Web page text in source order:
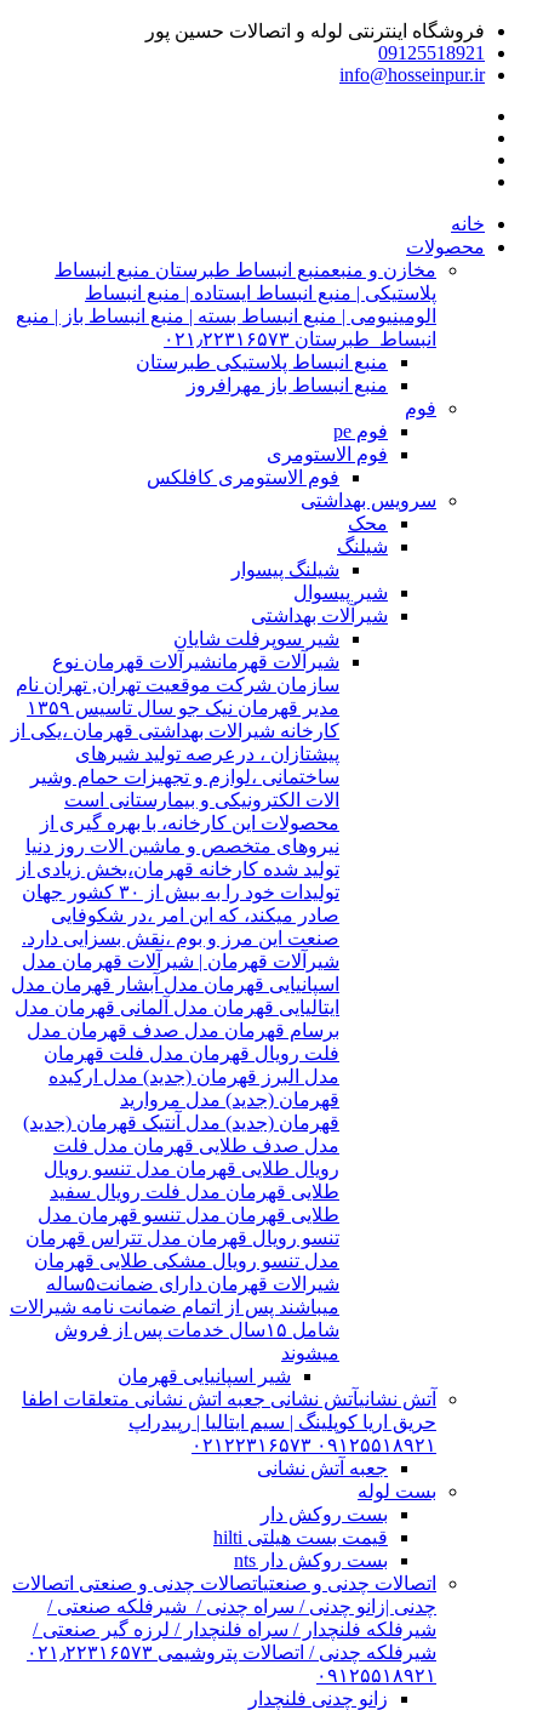
فروشگاه اینترنتی لوله و اتصالات حسین پور
09125518921
info@hosseinpur.ir
خانه
محصولات
مخازن و منبعمنبع انبساط طبرستان منبع انبساط
پلاستیکی | منبع انبساط ایستاده | منبع انبساط
الومینیومی | منبع انبساط بسته | منبع انبساط باز | منبع
انبساط طبرستان ۰۲۱٫۲۲۳۱۶۵۷۳
منبع انبساط پلاستیکی طبرستان
منبع انبساط باز مهرافروز
فوم
فوم pe
فوم الاستومری
فوم الاستومری کافلکس
سرویس بهداشتی
محک
شیلنگ
شیلنگ پیسوار
شیر پیسوال
شیرآلات بهداشتی
شیر سوپرفلت شایان
شیرآلات قهرمانشیرآلات قهرمان نوع
سازمان شرکت موقعیت تهران, تهران نام
مدیر قهرمان نیک جو سال تاسیس ۱۳۵۹
کارخانه شیرالات بهداشتی قهرمان ،یکی از
پیشتازان ، درعرصه تولید شیرهای
ساختمانی ،لوازم و تجهیزات حمام وشیر
الات الکترونیکی و بیمارستانی است
محصولات این کارخانه، با بهره گیری از
نیروهای متخصص و ماشین الات روز دنیا
تولید شده کارخانه قهرمان،بخش زیادی از
تولیدات خود را به بیش از ۳۰ کشور جهان
صادر میکند، که این امر ،در شکوفایی
صنعت این مرز و بوم ،نقش بسزایی دارد.
شیرآلات قهرمان | شیرآلات قهرمان مدل
اسپانیایی قهرمان مدل آبشار قهرمان مدل
ایتالیایی قهرمان مدل آلمانی قهرمان مدل
برسام قهرمان مدل صدف قهرمان مدل
فلت رویال قهرمان مدل فلت قهرمان
مدل البرز قهرمان (جدید) مدل ارکیده
قهرمان (جدید) مدل مروارید
قهرمان (جدید) مدل آنتیک قهرمان (جدید)
مدل صدف طلایی قهرمان مدل فلت
رویال طلایی قهرمان مدل تنسو رویال
طلایی قهرمان مدل فلت رویال سفید
طلایی قهرمان مدل تنسو قهرمان مدل
تنسو رویال قهرمان مدل تتراس قهرمان
مدل تنسو رویال مشکی طلایی قهرمان
شیرالات قهرمان دارای ضمانت۵ساله
میباشند پس از اتمام ضمانت نامه شیرالات
شامل ۱۵سال خدمات پس از فروش
میشوند
شیر اسپانیایی قهرمان
آتش نشانیآتش نشانی جعبه اتش نشانی متعلقات اطفا
حریق اریا کوپلینگ | سیم ایتالیا | رپیدراپ
۰۹۱۲۵۵۱۸۹۲۱ ۰۲۱۲۲۳۱۶۵۷۳
جعبه آتش نشانی
بست لوله
بست روکش دار
قیمت بست هیلتی hilti
بست روکش دار nts
اتصالات چدنی و صنعتیاتصالات چدنی و صنعتی اتصالات
چدنی |زانو چدنی / سراه چدنی / شیرفلکه صنعتی /
شیرفلکه فلنچدار / سراه فلنچدار / لرزه گیر صنعتی /
شیرفلکه چدنی / اتصالات پتروشیمی ۰۲۱٫۲۲۳۱۶۵۷۳
۰۹۱۲۵۵۱۸۹۲۱
زانو چدنی فلنچدار